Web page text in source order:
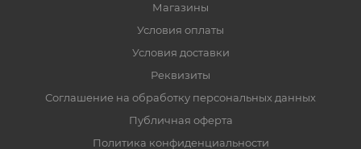
Магазины
Условия оплаты
Условия доставки
Реквизиты
Соглашение на обработку персональных данных
Публичная оферта
Политика конфиденциальности